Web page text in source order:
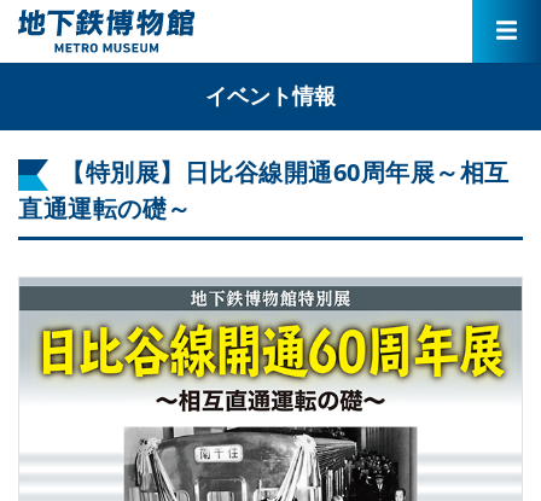
イベント情報
【特別展】日比谷線開通60周年展～相互
直通運転の礎～